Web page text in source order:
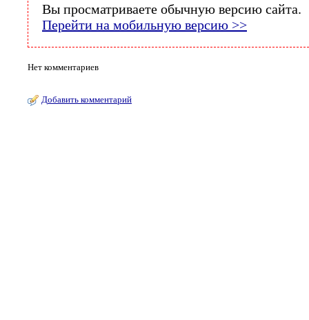
Вы просматриваете обычную версию сайта.
Перейти на мобильную версию >>
Нет комментариев
Добавить комментарий